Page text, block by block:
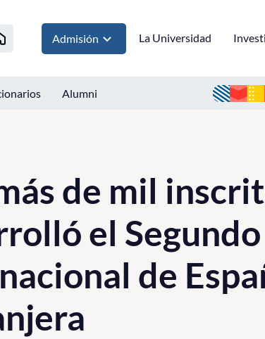
Admisión La Universidad
Alumni
de mil
el
de